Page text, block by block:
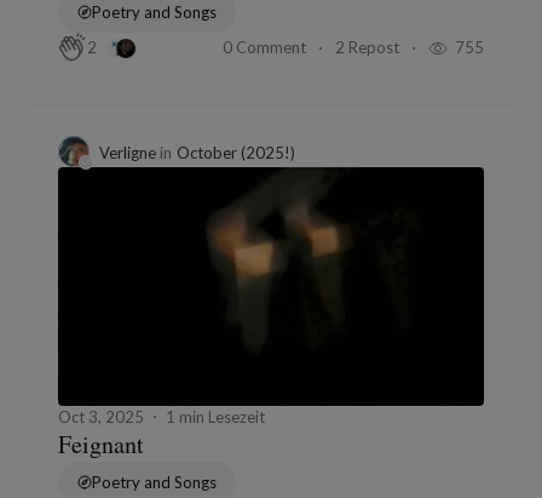
Poetry and Songs
2
0 Comment 2 Repost 755
Verligne in October (2025!)
Oct 3, 2025 1 min Lesezeit
Feignant
Poetry and Songs